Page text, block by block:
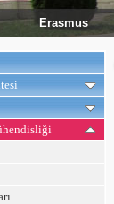
Erasmus